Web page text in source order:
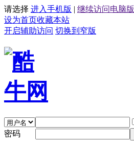
请选择 进入手机版 | 继续访问电脑版
设为首页收藏本站
开启辅助访问 切换到窄版
密码